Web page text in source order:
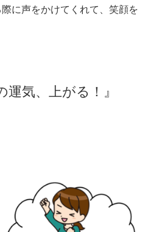
際に声をかけてくれて、笑顔を
運気、上がる！』